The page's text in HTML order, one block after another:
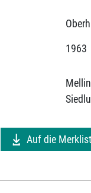
1963
Auf die